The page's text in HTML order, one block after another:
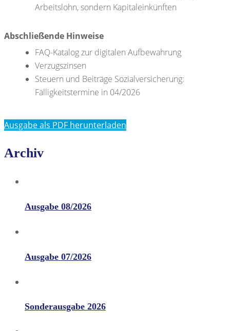
Arbeitslohn, sondern Kapitaleinkünften
Abschließende Hinweise
FAQ-Katalog zur digitalen Aufbewahrung
Verzugszinsen
Steuern und Beiträge Sozialversicherung:
Fälligkeitstermine in 04/2026
Ausgabe als PDF herunterladen
Archiv
Ausgabe 08/2026
Ausgabe 07/2026
Sonderausgabe 2026